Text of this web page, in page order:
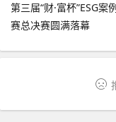
第三届“财·富杯”ESG案
赛总决赛圆满落幕